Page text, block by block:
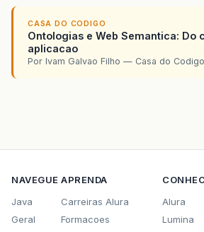
CASA DO CODIGO
Ontologias e Web Semantica: Do
aplicacao
Por Ivam Galvao Filho — Casa do Codigo
NAVEGUE
Java
Geral
APRENDA
Carreiras Alura
Formacoes
Alura
Lumina